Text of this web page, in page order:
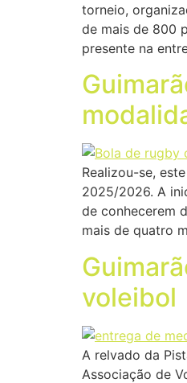
torneio,
de mais de 800
presente na
Realizou-se,
2025/2026. A
de conhecerem
mais de quatro
voleibol
A relvado da
Associação de